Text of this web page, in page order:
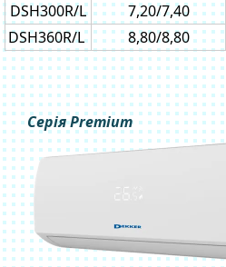
DSH300R/L
7,20/7,40
DSH360R/L
8,80/8,80
Серія Premium